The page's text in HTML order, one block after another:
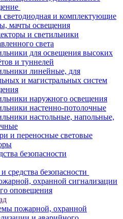
светодиодная и комплектующие
мачты освещения
и светильники
света
для освещения высоких
и туннелей
линейные, для
и магистральных систем
наружного освещения
настенно-потолочные
настольные, напольные,
и переносные световые
безопасности
средства безопасности
охранной сигнализации
оповещения
пожарной, охранной